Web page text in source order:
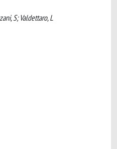
S; Valdettaro, L